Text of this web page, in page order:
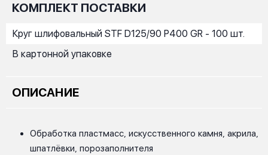
КОМПЛЕКТ ПОСТАВКИ
Круг шлифовальный STF D125/90 P400 GR - 100 шт.
В картонной упаковке
ОПИСАНИЕ
Обработка пластмасс, искусственного камня, акрила,
шпатлёвки, порозаполнителя